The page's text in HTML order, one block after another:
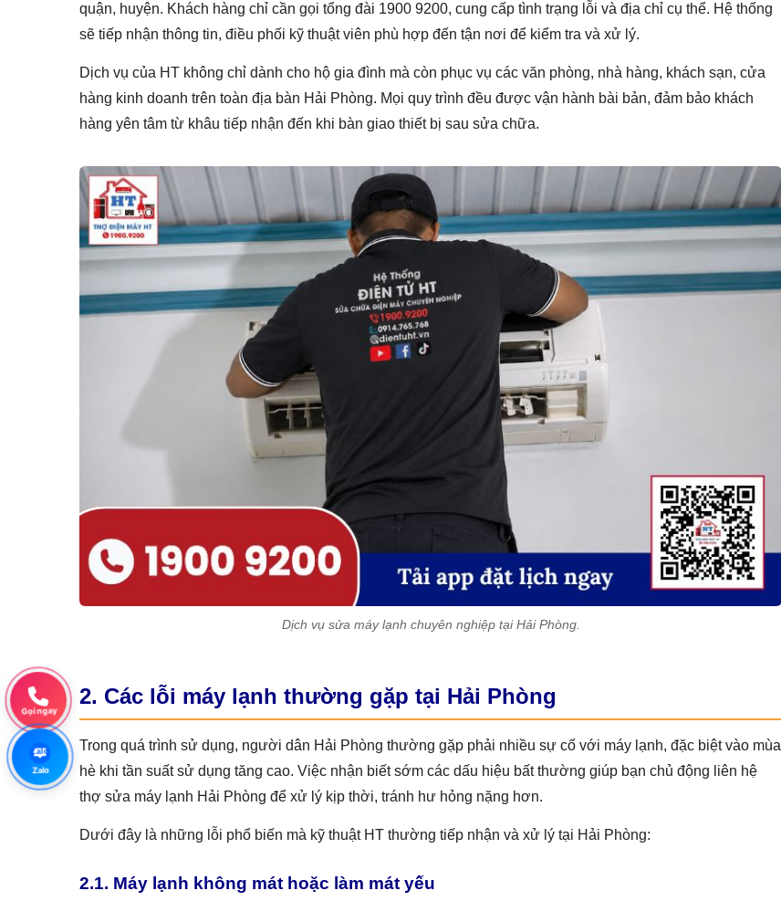
quận, huyện. Khách hàng chỉ cần gọi tổng đài 1900 9200, cung cấp tình trạng lỗi và địa chỉ cụ thể. Hệ thống
sẽ tiếp nhận thông tin, điều phối kỹ thuật viên phù hợp đến tận nơi để kiểm tra và xử lý.
Dịch vụ của HT không chỉ dành cho hộ gia đình mà còn phục vụ các văn phòng, nhà hàng, khách sạn, cửa
hàng kinh doanh trên toàn địa bàn Hải Phòng. Mọi quy trình đều được vận hành bài bản, đảm bảo khách
hàng yên tâm từ khâu tiếp nhận đến khi bàn giao thiết bị sau sửa chữa.
Dịch vụ sửa máy lạnh chuyên nghiệp tại Hải Phòng.
2. Các lỗi máy lạnh thường gặp tại Hải Phòng
Trong quá trình sử dụng, người dân Hải Phòng thường gặp phải nhiều sự cố với máy lạnh, đặc biệt vào mùa
hè khi tần suất sử dụng tăng cao. Việc nhận biết sớm các dấu hiệu bất thường giúp bạn chủ động liên hệ
thợ sửa máy lạnh Hải Phòng để xử lý kịp thời, tránh hư hỏng nặng hơn.
Dưới đây là những lỗi phổ biến mà kỹ thuật HT thường tiếp nhận và xử lý tại Hải Phòng:
2.1. Máy lạnh không mát hoặc làm mát yếu
Gọi ngay
Zalo
Zalo